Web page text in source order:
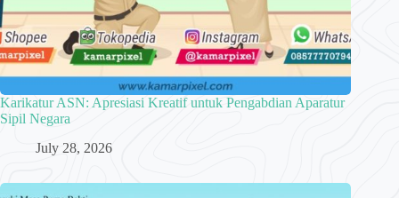
Karikatur ASN: Apresiasi Kreatif untuk Pengabdian Aparatur
Sipil Negara
July 28, 2026